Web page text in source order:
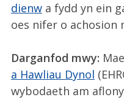
dienwa fydd yn ein
oes nifer o achosion
Darganfod mwy:
a Hawliau Dynol
wybodaeth am